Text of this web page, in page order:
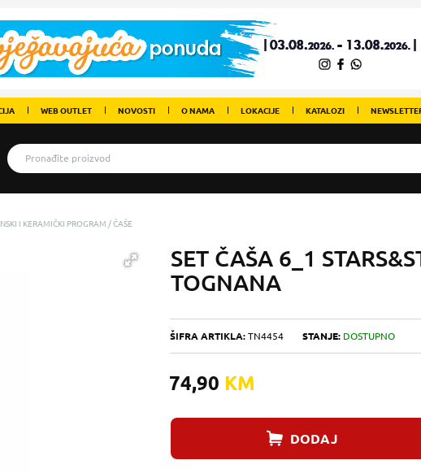
WEB OUTLET NOVOSTI O NAMA LOKACIJE KATALOZI
I KERAMIČKI PROGRAM ČAŠE
SET ČAŠA 6_1
TOGNANA
ŠIFRA ARTIKLA: TN4454 STANJE: DOSTUPNO
74,90 KM
DODAJ